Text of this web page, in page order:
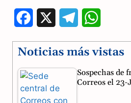
c
e
b
l
e
a
t
Noticias más vistas
Sospechas de
Correos el